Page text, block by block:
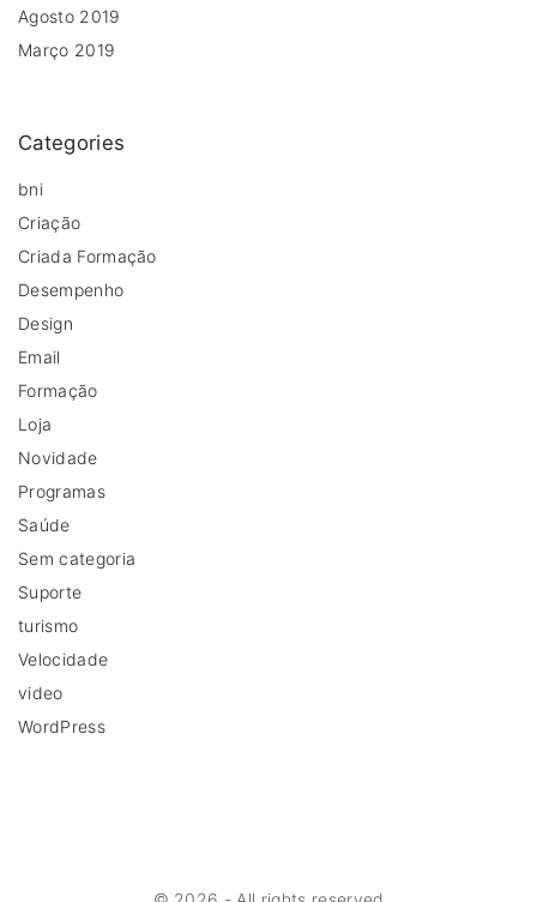
Agosto 2019
Março 2019
Categories
bni
Criação
Criada Formação
Desempenho
Design
Email
Formação
Loja
Novidade
Programas
Saúde
Sem categoria
Suporte
turismo
Velocidade
video
WordPress